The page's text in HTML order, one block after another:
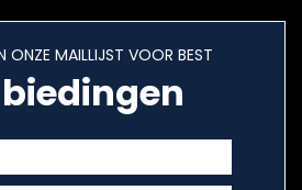
ONZE MAILLIJST VOOR BEST